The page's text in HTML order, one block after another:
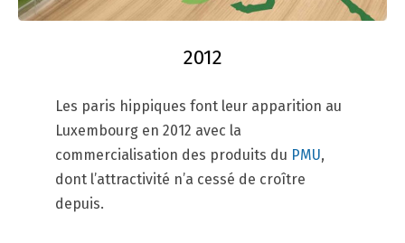
2012
Les paris hippiques font leur apparition au
Luxembourg en 2012 avec la
commercialisation des produits du PMU,
dont l’attractivité n’a cessé de croître
depuis.